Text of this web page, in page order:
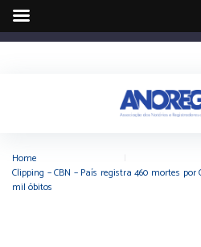
Home
Clipping – CBN – País registra 460 mortes por
mil óbitos